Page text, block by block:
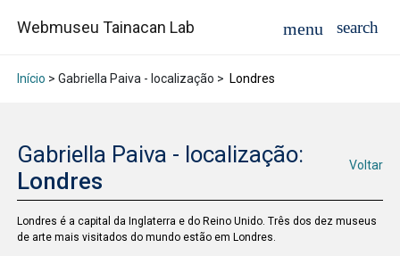
Webmuseu Tainacan Lab
Início > Gabriella Paiva - localização > Londres
Gabriella Paiva - localização:
Londres
Voltar
Londres é a capital da Inglaterra e do Reino Unido. Três dos dez museus
de arte mais visitados do mundo estão em Londres.